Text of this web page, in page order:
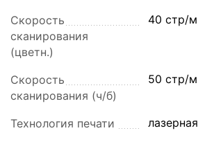
Скорость
сканирования
(цветн.)
40 стр/м
Скорость
сканирования (ч/б)
50 стр/м
Технология печати лазерная